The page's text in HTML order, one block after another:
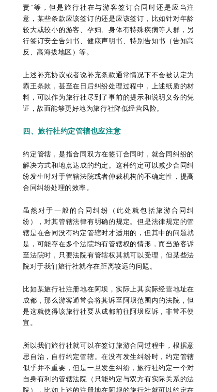
责”等，但是旅行社在与游客签订合同时还是应当注
意，某些条款应该签订的还是应该签订，比如针对年龄
较大或较小的游客、孕妇、身体有特殊疾病等人群，另
行签订安全告知书、健康声明书、特别告知书（告知高
反、高海拔地区）等。
上述补充协议或者说补充条款通常情况下不会被认定为
霸王条款，甚至在日后纠纷处理过程中，上述纸质的材
料，可以作为旅行社尽到了事前的提示和说明义务的凭
证，故而能够更好地为旅行社降低经营风险。
四、旅行社约定管辖也应注意
约定管辖，是指合同双方在签订合同时，就合同纠纷的
解决方式和地点达成的约定。这种约定可以减少合同纠
纷发生时对于管辖法院或者仲裁机构的不确定性，提高
合同纠纷处理的效率。
虽然对于一般的合同纠纷（此处就包括旅游合同纠
纷），对其管辖法律有明确的规定。但是法律规定的管
辖是在合同没有约定管辖时才适用的，但其中的问题就
是，可能存在多个法院均有管辖权的情形，而当游客诉
至法院时，只要法院有管辖权其就可以受理，但某些法
院对于我们旅行社就存在距离较远的问题。
比如某旅行社注册地在阿坝，实际上其实际经营地址在
成都，那么游客通常会将其诉至阿坝范围内的法院，但
是这就使得该旅行社要从成都前往阿坝应诉，非常不便
宜。
所以我们旅行社就可以在签订旅游合同过程中，根据意
思自治，自行约定管辖。在没有发生纠纷时，约定管辖
似乎并不重要，但是一旦发生纠纷，旅行社约定一个对
自身有利的管辖法院（只能约定与双方有实际关系的法
院），比如上述的注册地在阿坝的旅行社就可以约定在